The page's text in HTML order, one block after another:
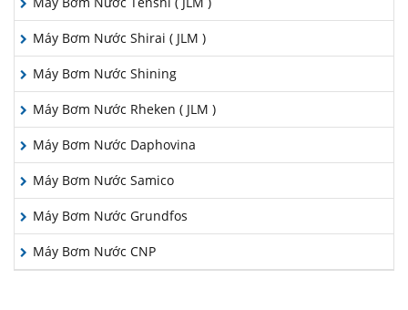
Máy Bơm Nước Shirai ( JLM )
Máy Bơm Nước Shining
Máy Bơm Nước Rheken ( JLM )
Máy Bơm Nước Daphovina
Máy Bơm Nước Samico
Máy Bơm Nước Grundfos
Máy Bơm Nước CNP